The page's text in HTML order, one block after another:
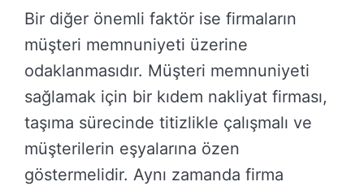
Bir diğer önemli faktör ise firmaların
müşteri memnuniyeti üzerine
odaklanmasıdır. Müşteri memnuniyeti
sağlamak için bir kıdem nakliyat firması,
taşıma sürecinde titizlikle çalışmalı ve
müşterilerin eşyalarına özen
göstermelidir. Aynı zamanda firma